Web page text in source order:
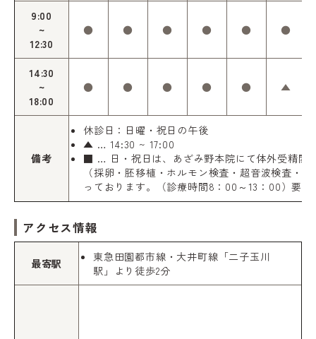
9:00
~
12:30
● ● ● ● ● ●
14:30
~
18:00
● ● ● ● ● ▲
備考
休診日：日曜・祝日の午後
▲ … 14:30 ~ 17:00
■ … 日・祝日は、あざみ野本院にて体外受精関
（採卵・胚移植・ホルモン検査・超音波検査・
っております。（診療時間8：00～13：00）要予
アクセス情報
最寄駅
東急田園都市線・大井町線「二子玉川
駅」より徒歩2分